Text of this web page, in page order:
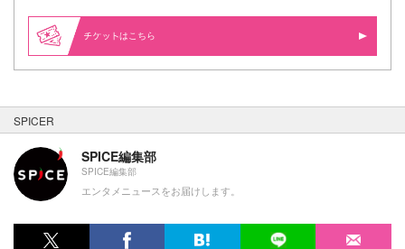
はこちら
SPICER
SPICE編集部
SPICE編集部
エンタメニュースをお届けします。